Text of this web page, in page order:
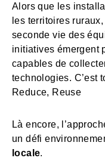
Alors que les
les territoires
seconde vie des
initiatives émergent
capables de
technologies. C’est
Reduce, Reuse
Là encore,
un défi
locale.